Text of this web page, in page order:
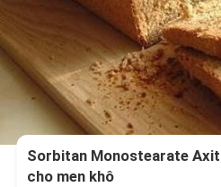
Sorbitan Monostearate
cho men khô